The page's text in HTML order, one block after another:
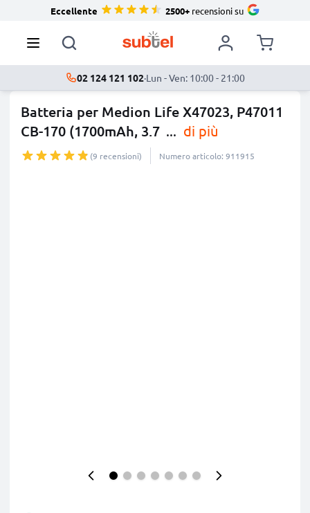
Eccellente 2500+recensioni su
02 124 121 102·Lun - Ven: 10:00 - 21:00
Batteria per Medion Life X47023, P47011
CB-170 (1700mAh, 3.7 ... di più
(9 recensioni) Numero articolo: 911915